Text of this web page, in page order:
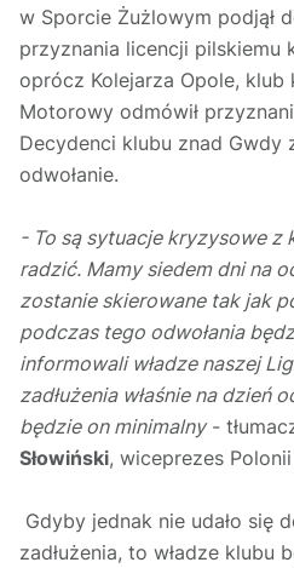
w Sporcie Żużlowym podjął
przyznania licencji pilskiemu
oprócz Kolejarza Opole,
Motorowy odmówił
Decydenci klubu znad Gwdy
odwołanie.
- To są sytuacje kryzysowe z
radzić. Mamy siedem dni na
zostanie skierowane tak jak
podczas tego odwołania
informowali władze naszej
zadłużenia właśnie na dzień
będzie on minimalny-
Słowiński, wiceprezes Polonii
Gdyby jednak nie udało się
zadłużenia, to władze klubu